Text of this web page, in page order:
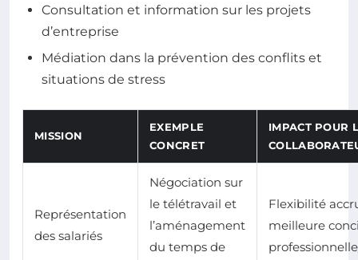
Consultation et information sur les projets
d’entreprise
Médiation dans la prévention des conflits et
situations de stress
MISSION
EXEMPLE
CONCRET
IMPACT POUR
Représentation
des salariés
Négociation sur
le télétravail et
l’aménagement
du temps de
Flexibilité
meilleure